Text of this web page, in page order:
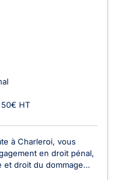
HT
à Charleroi, vous
en droit pénal,
droit du dommage